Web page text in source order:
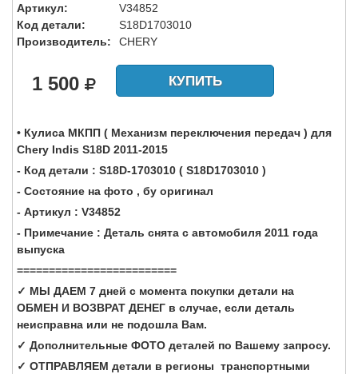
Артикул:
V34852
Код детали:
S18D1703010
Производитель:
CHERY
1 500 КУПИТЬ
• Кулиса МКПП ( Механизм переключения передач ) для
Chery Indis S18D 2011-2015
- Код детали : S18D-1703010 ( S18D1703010 )
- Состояние на фото , бу оригинал
- Артикул : V34852
- Примечание : Деталь снята с автомобиля 2011 года
выпуска
=========================
✓ МЫ ДАЕМ 7 дней с момента покупки детали на
ОБМЕН И ВОЗВРАТ ДЕНЕГ в случае, если деталь
неисправна или не подошла Вам.
✓ Дополнительные ФОТО деталей по Вашему запросу.
✓ ОТПРАВЛЯЕМ детали в регионы транспортными